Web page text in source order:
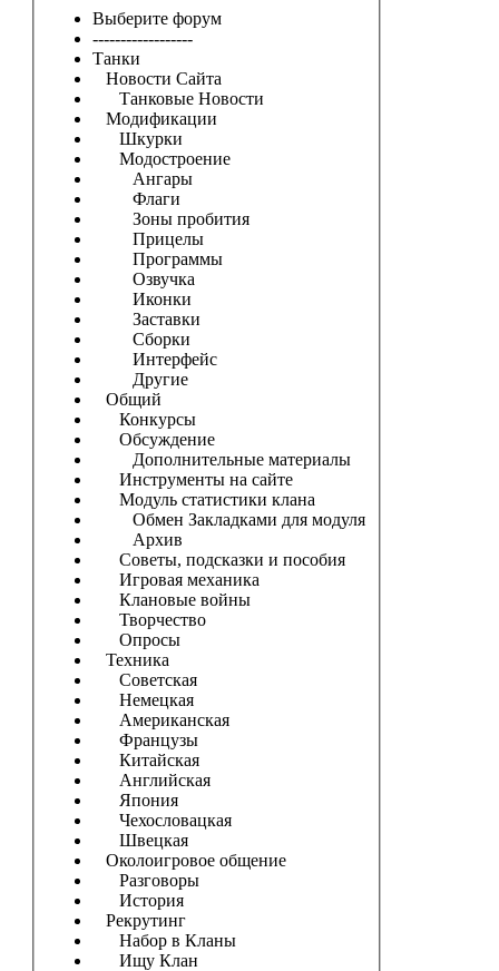
Выберите форум
------------------
Танки
Новости Сайта
Танковые Новости
Модификации
Шкурки
Модостроение
Ангары
Флаги
Зоны пробития
Прицелы
Программы
Озвучка
Иконки
Заставки
Сборки
Интерфейс
Другие
Общий
Конкурсы
Обсуждение
Дополнительные материалы
Инструменты на сайте
Модуль статистики клана
Обмен Закладками для модуля
Архив
Советы, подсказки и пособия
Игровая механика
Клановые войны
Творчество
Опросы
Техника
Советская
Немецкая
Американская
Французы
Китайская
Английская
Япония
Чехословацкая
Швецкая
Околоигровое общение
Разговоры
История
Рекрутинг
Набор в Кланы
Ищу Клан